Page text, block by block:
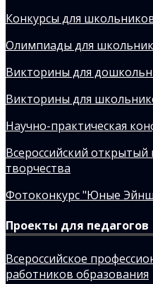
Конкурсы для
Олимпиады для
Викторины для
Викторины для
Научно-практическая
Всероссийский открытый
творчества
Фотоконкурс "Юные
Проекты для педагогов
Всероссийское
работников образования